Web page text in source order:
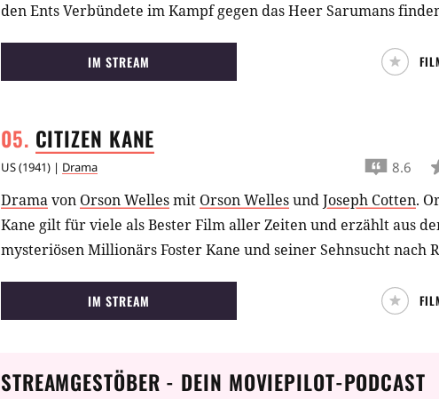
den Ents Verbündete im Kampf gegen das Heer Sarumans
IM STREAM
CITIZEN KANE
US(1941) | Drama 8.6
Dramavon Orson Wellesmit Orson WellesundJoseph Cotten.
Kane gilt für viele als Bester Film aller Zeiten und erzählt aus
mysteriösen Millionärs Foster Kane und seiner Sehnsucht nach
IM STREAM
STREAMGESTÖBER - DEIN MOVIEPILOT-PODCAST